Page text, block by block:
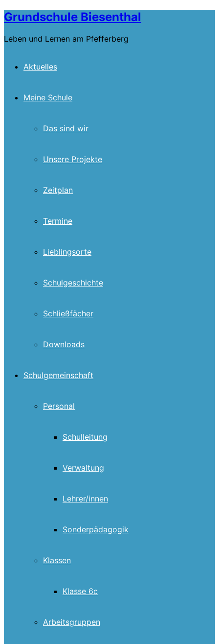
Skip
to
content
Grundschule Biesenthal
Leben und Lernen am Pfefferberg
Aktuelles
Meine Schule
Das sind wir
Unsere Projekte
Zeitplan
Termine
Lieblingsorte
Schulgeschichte
Schließfächer
Downloads
Schulgemeinschaft
Personal
Schulleitung
Verwaltung
Lehrer/innen
Sonderpädagogik
Klassen
Klasse 6c
Arbeitsgruppen